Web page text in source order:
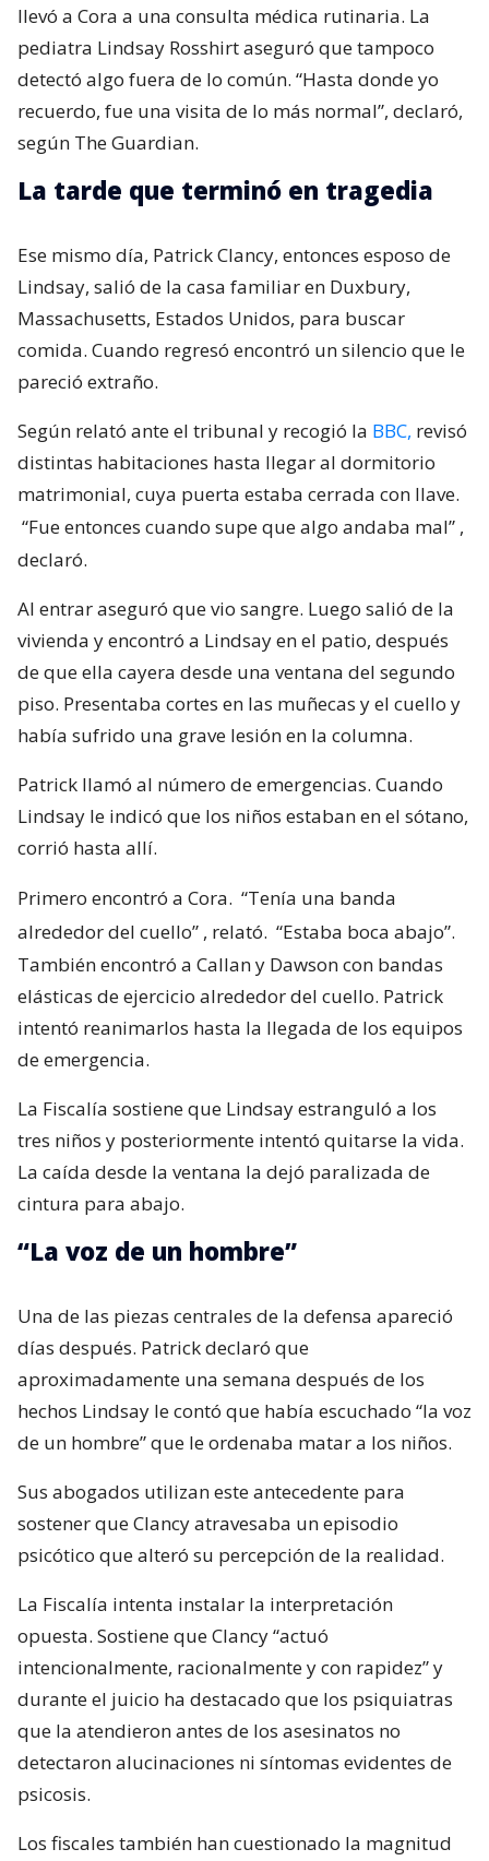
llevó a Cora a una consulta médica rutinaria. La
pediatra Lindsay Rosshirt aseguró que tampoco
detectó algo fuera de lo común. “Hasta donde yo
recuerdo, fue una visita de lo más normal”, declaró,
según The Guardian.
La tarde que terminó en tragedia
Ese mismo día, Patrick Clancy, entonces esposo de
Lindsay, salió de la casa familiar en Duxbury,
Massachusetts, Estados Unidos, para buscar
comida. Cuando regresó encontró un silencio que le
pareció extraño.
Según relató ante el tribunal y recogió la BBC, revisó
distintas habitaciones hasta llegar al dormitorio
matrimonial, cuya puerta estaba cerrada con llave.
“Fue entonces cuando supe que algo andaba mal” ,
declaró.
Al entrar aseguró que vio sangre. Luego salió de la
vivienda y encontró a Lindsay en el patio, después
de que ella cayera desde una ventana del segundo
piso. Presentaba cortes en las muñecas y el cuello y
había sufrido una grave lesión en la columna.
Patrick llamó al número de emergencias. Cuando
Lindsay le indicó que los niños estaban en el sótano,
corrió hasta allí.
Primero encontró a Cora. “Tenía una banda
alrededor del cuello” , relató. “Estaba boca abajo”.
También encontró a Callan y Dawson con bandas
elásticas de ejercicio alrededor del cuello. Patrick
intentó reanimarlos hasta la llegada de los equipos
de emergencia.
La Fiscalía sostiene que Lindsay estranguló a los
tres niños y posteriormente intentó quitarse la vida.
La caída desde la ventana la dejó paralizada de
cintura para abajo.
“La voz de un hombre”
Una de las piezas centrales de la defensa apareció
días después. Patrick declaró que
aproximadamente una semana después de los
hechos Lindsay le contó que había escuchado “la voz
de un hombre” que le ordenaba matar a los niños.
Sus abogados utilizan este antecedente para
sostener que Clancy atravesaba un episodio
psicótico que alteró su percepción de la realidad.
La Fiscalía intenta instalar la interpretación
opuesta. Sostiene que Clancy “actuó
intencionalmente, racionalmente y con rapidez” y
durante el juicio ha destacado que los psiquiatras
que la atendieron antes de los asesinatos no
detectaron alucinaciones ni síntomas evidentes de
psicosis.
Los fiscales también han cuestionado la magnitud